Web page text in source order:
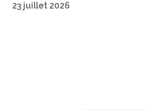
23 juillet 2026